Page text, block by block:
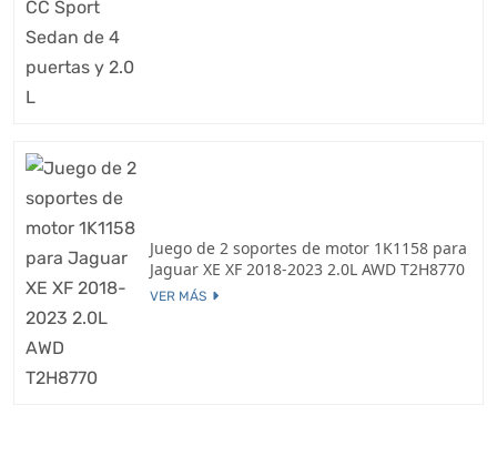
Juego de 2 soportes de motor 1K1158 para
Jaguar XE XF 2018-2023 2.0L AWD T2H8770
VER MÁS